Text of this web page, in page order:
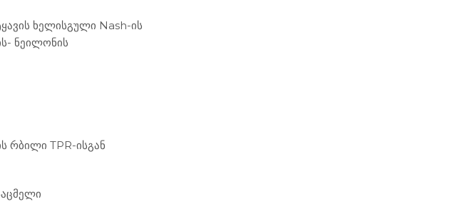
ხელისგული Nash-ის
ნეილონის
რბილი TPR-ისგან